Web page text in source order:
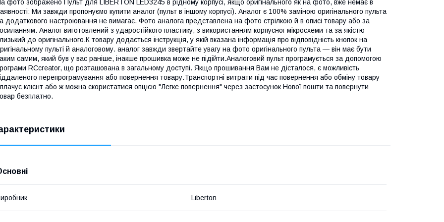
фото зображено Пульт для LIBERTON LED3245 в рідному корпусі, якщо оригінального як на фото, вже немає в
Ми завжди пропонуємо купити аналог (пульт в іншому корпусі). Аналог є 100% заміною оригінального пульта
додаткового настроювання не вимагає. Фото аналога представлена на фото стрілкою й в описі товару або за
Аналог виготовлений з ударостійкого пластику, з використанням корпусної мікросхеми та за якістю
до оригінального.К товару додається інструкція, у якій вказана інформація про відповідність кнопок на
пульті й аналоговому. аналог завжди звертайте увагу на фото оригінального пульта — він має бути
самим, який був у вас раніше, інакше прошивка може не підійти.Аналоговий пульт програмується за допомогою
RCcreator, що розташована в загальному доступі. Якщо прошивання Вам не дісталося, є можливість
перепрограмування або повернення товару.Транспортні витрати під час повернення або обміну товару
клієнт або ж можна скористатися опцією "Легке повернення" через застосунок Нової пошти та повернути
безплатно.
Liberton